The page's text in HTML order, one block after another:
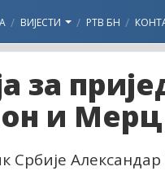
ВИЈЕСТИ РТВ БН
за
и Мерц
Србије